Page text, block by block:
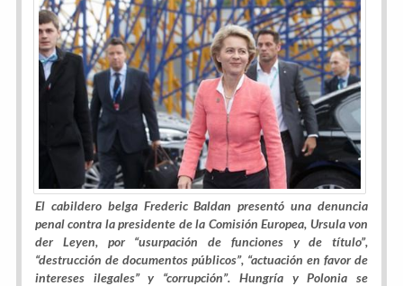
El cabildero belga Frederic Baldan presentó una denuncia
penal contra la presidente de la Comisión Europea, Ursula von
der Leyen, por “usurpación de funciones y de título”,
“destrucción de documentos públicos”, “actuación en favor de
intereses ilegales” y “corrupción”. Hungría y Polonia se